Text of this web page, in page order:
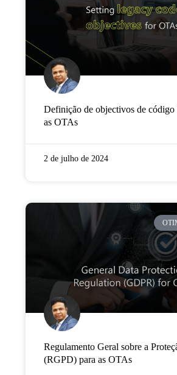
Definição de objectivos de código
as OTAs
2 de julho de 2024
Regulamento Geral sobre a
(RGPD) para as OTAs